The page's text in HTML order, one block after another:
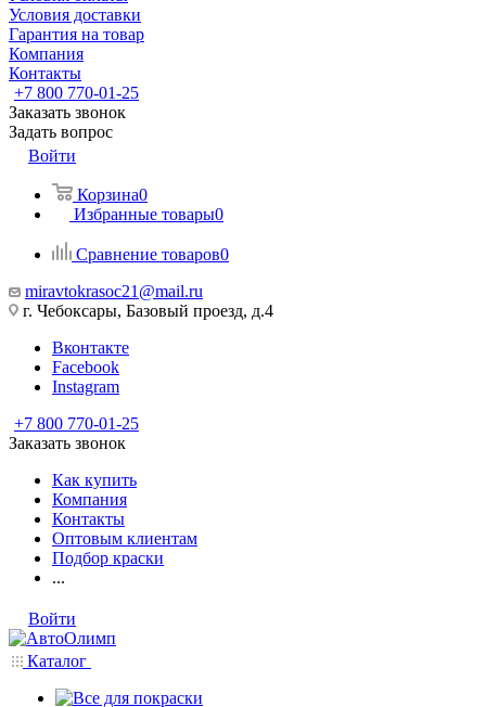
Условия доставки
Гарантия на товар
Компания
Контакты
+7 800 770-01-25
Заказать звонок
Задать вопрос
Войти
Корзина0
Избранные товары0
Сравнение товаров0
miravtokrasoc21@mail.ru
г. Чебоксары, Базовый проезд, д.4
Вконтакте
Facebook
Instagram
+7 800 770-01-25
Заказать звонок
Как купить
Компания
Контакты
Оптовым клиентам
Подбор краски
...
Войти
Каталог